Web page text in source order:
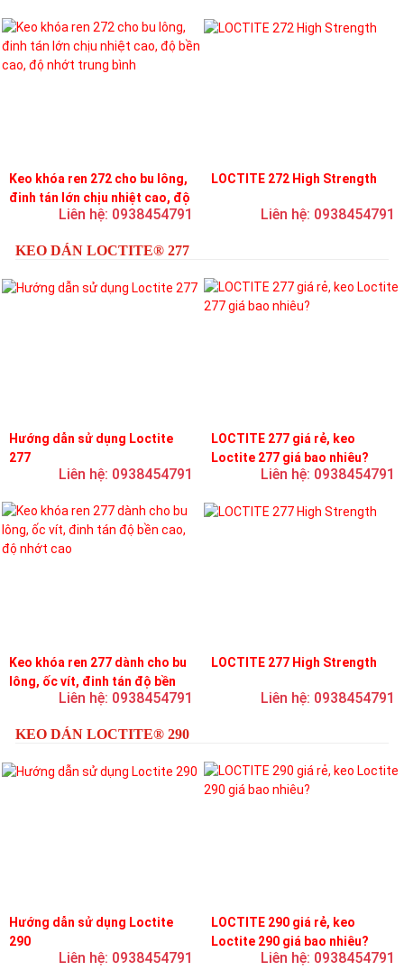
Keo khóa ren 272 cho bu lông,
đinh tán lớn chịu nhiệt cao, độ
bền cao, độ nhớt trung bình
Liên hệ: 0938454791
LOCTITE 272 High Strength
Liên hệ: 0938454791
KEO DÁN LOCTITE® 277
Hướng dẫn sử dụng Loctite
277
Liên hệ: 0938454791
LOCTITE 277 giá rẻ, keo
Loctite 277 giá bao nhiêu?
Liên hệ: 0938454791
Keo khóa ren 277 dành cho bu
lông, ốc vít, đinh tán độ bền
cao, độ nhớt cao
Liên hệ: 0938454791
LOCTITE 277 High Strength
Liên hệ: 0938454791
KEO DÁN LOCTITE® 290
Hướng dẫn sử dụng Loctite
290
Liên hệ: 0938454791
LOCTITE 290 giá rẻ, keo
Loctite 290 giá bao nhiêu?
Liên hệ: 0938454791